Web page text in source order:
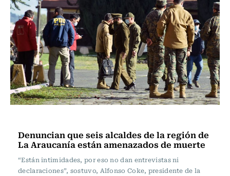
Denuncian que seis alcaldes de la región de
La Araucanía están amenazados de muerte
“Están intimidades, por eso no dan entrevistas ni
declaraciones”, sostuvo, Alfonso Coke, presidente de la